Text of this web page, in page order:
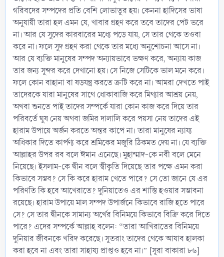
গরিবদের সম্পদের প্রতি বেশি লোভাতুর হয়। কেননা হাদিসের ভাষা
অনুযায়ী তারা হল এমন যে, খাবার গ্রহণ করে তবে তাদের পেট ভরে
না। আর যে সুদের কারবারের মধ্যে পড়ে যায়, সে তার থেকে তওবা
করে না। ফলে সুদ গ্রহণ করা থেকে তার মধ্যে অনুশোচনা আসে না।
আর যে ব্যক্তি মানুষের সম্পদ অন্যায়ভাবে ভক্ষণ করে, অন্যায় কাজ
তার জন্য সুন্দর করে দেখানো হয়। সে নিজে সেটিকে ভাল মনে করে।
ফলে কোন বাহানা বা ষড়যন্ত্র করতে ত্রুটি করে না। আমরা দেখতে পাই
তাদেরকে যারা মানুষের সাথে ধোকাবাজি করে মিথ্যার আশ্রয় নেয়,
অথবা শুনতে পাই তাদের সম্পর্কে যারা কোন কাজ করে দিয়ে তার
পরিবর্তে ঘুষ নেয় অথবা জমির দালালি করে পয়সা নেয় তাদের এই
হারাম উপায়ে অর্জন করতে অন্তর কাপে না। তারা মানুষের ন্যায্য
অধিকার দিতে কার্পণ্য করে শ্রমিকের মজুরি ঠিকমত দেয় না। যে ব্যক্তি
আল্লাহর উপর রব বলে ঈমান এনেছে। মুহাম্মাদ-কে নবী বলে মেনে
নিয়েছে। ইসলাম-কে দ্বীন বলে স্বীকৃতি দিয়েছে তার পক্ষে এমন করা
কিভাবে সম্ভব? সে কি করে হারাম খেতে পারে? সে তো জানে যে এর
পরিণতি কি হবে আখেরাতে? দুনিয়াতেও এর শাস্তি হওয়ার সম্ভাবনা
রয়েছে। হারাম উপায়ে মাল সম্পদ উপার্জনে কিভাবে রাজি হতে পারে
সে? সে তার দ্বীনকে সামান্য অর্থের বিনিময়ে কিভাবে বিক্রি করে দিতে
পারে? এদের সম্পর্কে আল্লাহ বলেন: “তারা আখিরাতের বিনিময়ে
দুনিয়ার জীবনকে খরিদ করেছে। সুতরাং তাদের থেকে আযাব হালকা
করা হবে না এবং তারা সাহায্য প্রাপ্তও হবে না।” [সূরা বাকারা ৮৬]